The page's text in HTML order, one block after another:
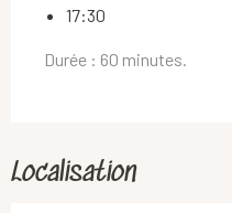
17:30
Durée : 60 minutes.
Localisation